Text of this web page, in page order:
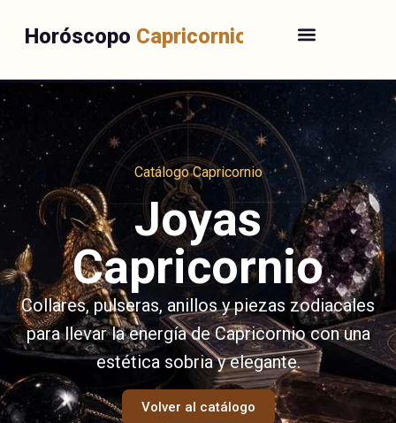
Horóscopo Capricornio
Catálogo Capricornio
Joyas
Capricornio
Collares, pulseras, anillos y piezas zodiacales
para llevar la energía de Capricornio con una
estética sobria y elegante.
Volver al catálogo